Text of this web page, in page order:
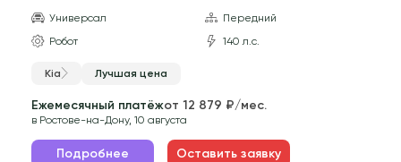
Универсал
Передний
Робот
140 л.с.
Kia Лучшая цена
Ежемесячный платёжот 12 879 ₽/мес.
в Ростове-на-Дону, 10 августа
Подробнее Оставить заявку